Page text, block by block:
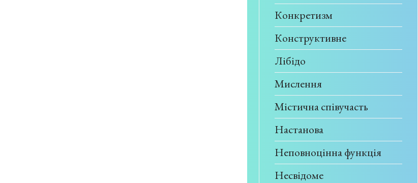
Конкретизм
Конструктивне
Лібідо
Мислення
Містична співучасть
Настанова
Неповноцінна функція
Несвідоме